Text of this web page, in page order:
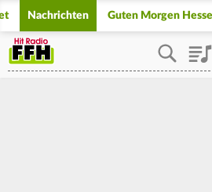
Nachrichten Guten Morgen